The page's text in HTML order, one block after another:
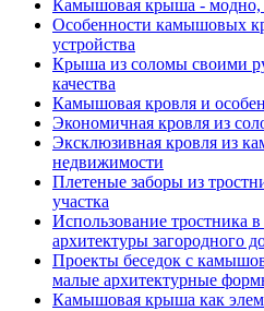
Камышовая крыша - модно,
Особенности камышовых
устройства
Крыша из соломы своими
качества
Камышовая кровля и
Экономичная кровля из
Эксклюзивная кровля из
недвижимости
Плетеные заборы из
участка
Использование тростника
архитектуры загородного
Проекты беседок с
малые архитектурные
Камышовая крыша как